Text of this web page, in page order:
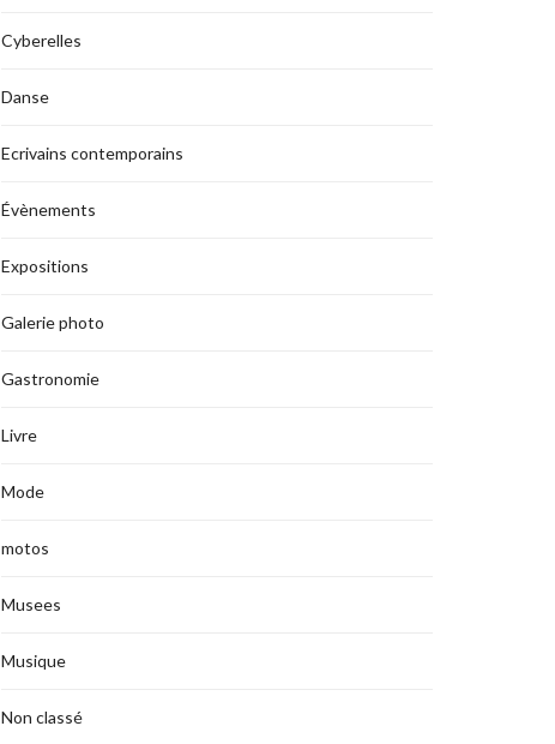
Cyberelles
Danse
Ecrivains contemporains
Évènements
Expositions
Galerie photo
Gastronomie
Livre
Mode
motos
Musees
Musique
Non classé